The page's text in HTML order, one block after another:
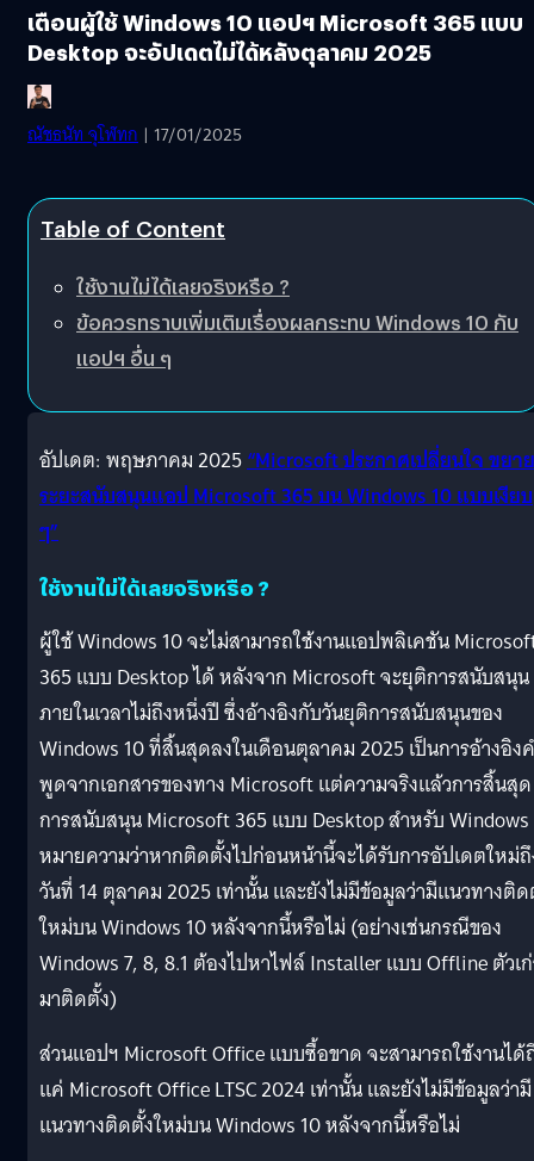
เตือนผู้ใช้ Windows 10 แอปฯ Microsoft 365 แบบ
Desktop จะอัปเดตไม่ได้หลังตุลาคม 2025
ณัชธนัท จุโฬทก | 17/01/2025
Table of Content
ใช้งานไม่ได้เลยจริงหรือ ?
ข้อควรทราบเพิ่มเติมเรื่องผลกระทบ Windows 10 กับ
แอปฯ อื่น ๆ
อัปเดต: พฤษภาคม 2025“Microsoft ประกาศเปลี่ยนใจ ขยาย
ระยะสนับสนุนแอป Microsoft 365 บน Windows 10 แบบเงียบ
ๆ”
ใช้งานไม่ได้เลยจริงหรือ ?
ผู้ใช้ Windows 10 จะไม่สามารถใช้งานแอปพลิเคชัน
365 แบบ Desktop ได้ หลังจาก Microsoft จะยุติการสนับสนุน
ภายในเวลาไม่ถึงหนึ่งปี ซึ่งอ้างอิงกับวันยุติการสนับสนุนของ
Windows 10 ที่สิ้นสุดลงในเดือนตุลาคม 2025 เป็นการอ้างอิง
พูดจากเอกสารของทาง Microsoft แต่ความจริงแล้วการสิ้นสุด
การสนับสนุน Microsoft 365 แบบ Desktop สำหรับ Windows
หมายความว่าหากติดตั้งไปก่อนหน้านี้จะได้รับการอัปเดตใหม่
วันที่ 14 ตุลาคม 2025 เท่านั้น และยังไม่มีข้อมูลว่ามีแนวทางติ
ใหม่บน Windows 10 หลังจากนี้หรือไม่ (อย่างเช่นกรณีของ
Windows 7, 8, 8.1 ต้องไปหาไฟล์ Installer แบบ Offline ตัวเ
มาติดตั้ง)
ส่วนแอปฯ Microsoft Office แบบซื้อขาด จะสามารถใช้งานได้
แค่ Microsoft Office LTSC 2024 เท่านั้น และยังไม่มีข้อมูลว่ามี
แนวทางติดตั้งใหม่บน Windows 10 หลังจากนี้หรือไม่